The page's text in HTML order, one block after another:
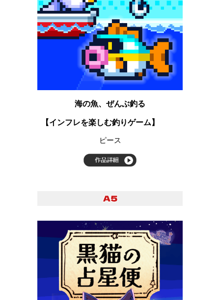
海の魚、ぜんぶ釣る
【インフレを楽しむ釣りゲーム】
ピース